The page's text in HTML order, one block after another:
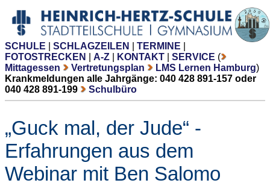
SCHULE SCHLAGZEILEN TERMINE
FOTOSTRECKEN
A-Z KONTAKT SERVICE (
Mittagessen
Vertretungsplan LMS Lernen Hamburg)
Krankmeldungen alle Jahrgänge: 040 428 891-157 oder
040 428 891-199
Schulbüro
„Guck mal, der Jude“ -
Erfahrungen aus dem
Webinar mit Ben Salomo